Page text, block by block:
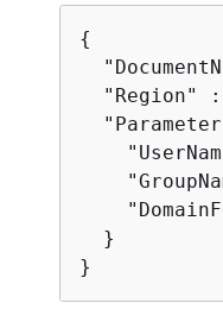
{
"Region" :
  }
}